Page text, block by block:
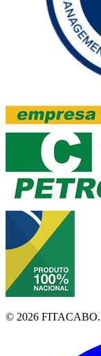
© 2026 FITACABO.